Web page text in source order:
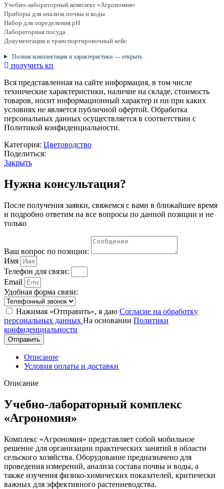
Учебно-лабораторный комплект «Агрономия»
Приборы для анализа почвы и воды
Набор для определения pH
Лабораторная посуда
Документация и транспортировочный кейс
Полная комплектация и характеристики — открыть
получить кп
Вся представленная на сайте информация, в том числе
технические характеристики, наличие на складе, стоимость
товаров, носит информационный характер и ни при каких
условиях не является публичной офертой. Обработка
персональных данных осуществляется в соответствии с
Политикой конфиденциальности.
Категория: Цветоводство
Поделиться:
Закрыть
Нужна консультация?
После получения заявки, свяжемся с вами в ближайшее время
и подробно ответим на все вопросы по данной позиции и не
только
Ваш вопрос по позиции:
Имя
Телефон для связи:
Email
Удобная форма связи:
Нажимая «Отправить», я даю Согласие на обработку
персональных данных На основании Политики
конфиденциальности
Отправить
Описание
Условия оплаты и доставки
Описание
Учебно-лабораторный комплекс
«Агрономия»
Комплекс «Агрономия» представляет собой мобильное
решение для организации практических занятий в области
сельского хозяйства. Оборудование предназначено для
проведения измерений, анализа состава почвы и воды, а
также изучения физико-химических показателей, критически
важных для эффективного растениеводства.